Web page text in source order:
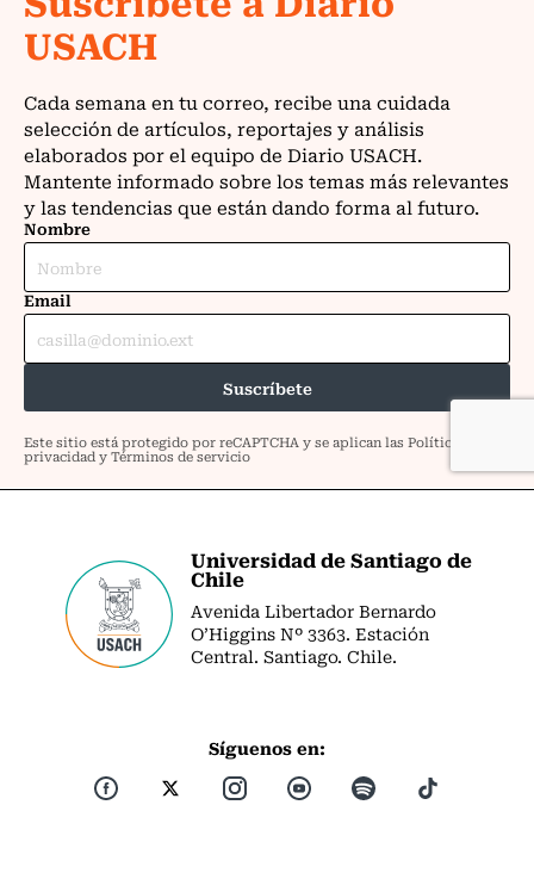
Universidad de Santiago de
Chile
Avenida Libertador Bernardo
O’Higgins Nº 3363. Estación
Central. Santiago. Chile.
Síguenos en: